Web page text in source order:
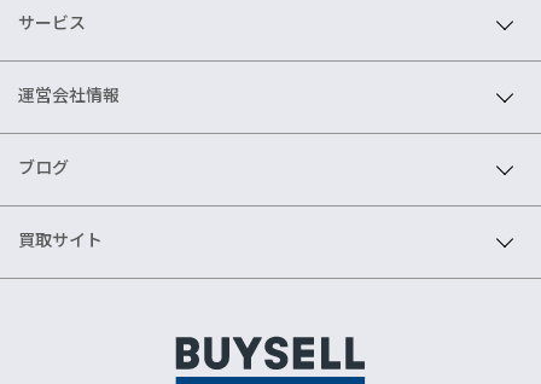
サービス
運営会社情報
ブログ
買取サイト